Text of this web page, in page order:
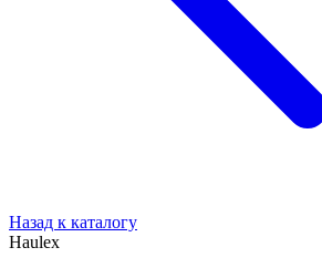
Назад к каталогу
Haulex